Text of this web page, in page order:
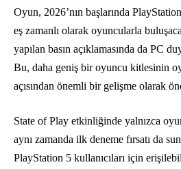
Oyun, 2026’nın başlarında
eş zamanlı olarak oyuncularla
yapılan basın açıklamasında da PC
Bu, daha geniş bir oyuncu kitlesinin
açısından önemli bir gelişme olarak
State of Play etkinliğinde yalnızca
aynı zamanda ilk deneme fırsatı da
PlayStation 5 kullanıcıları için